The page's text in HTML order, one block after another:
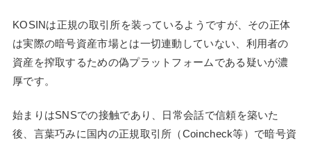
KOSINは正規の取引所を装っているようですが、その正体
は実際の暗号資産市場とは一切連動していない、利用者の
資産を搾取するための偽プラットフォームである疑いが濃
厚です。
始まりはSNSでの接触であり、日常会話で信頼を築いた
後、言葉巧みに国内の正規取引所（Coincheck等）で暗号資